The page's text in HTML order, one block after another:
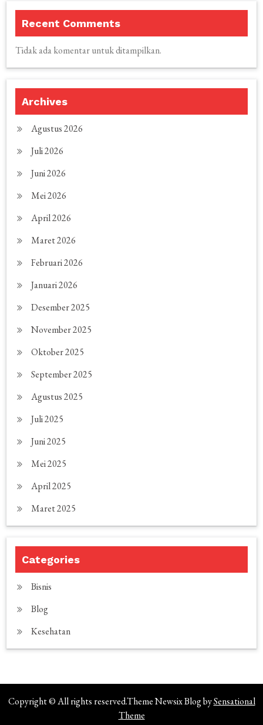
Recent Comments
Tidak ada komentar untuk ditampilkan.
Archives
Agustus 2026
Juli 2026
Juni 2026
Mei 2026
April 2026
Maret 2026
Februari 2026
Januari 2026
Desember 2025
November 2025
Oktober 2025
September 2025
Agustus 2025
Juli 2025
Juni 2025
Mei 2025
April 2025
Maret 2025
Categories
Bisnis
Blog
Kesehatan
Copyright © All rights reserved.Theme Newsix Blog bySensational
Theme